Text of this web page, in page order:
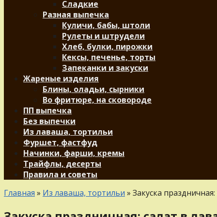
Сладкие
Разная выпечка
Куличи, бабы, штоли
Рулеты и штрудели
Хлеб, булки, пирожки
Кексы, печенье, торты
Запеканки и закуски
Жареные изделия
Блины, оладьи, сырники
Во фритюре, на сковороде
ПП выпечка
Без выпечки
Из лаваша, тортильи
Фуршет, фастфуд
Начинки, фарши, кремы
Трайфлы, десерты
Правила и советы
Главная » Из лаваша, тортильи » Закуска